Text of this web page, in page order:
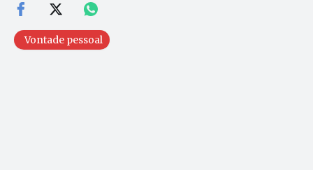
Vontade pessoal